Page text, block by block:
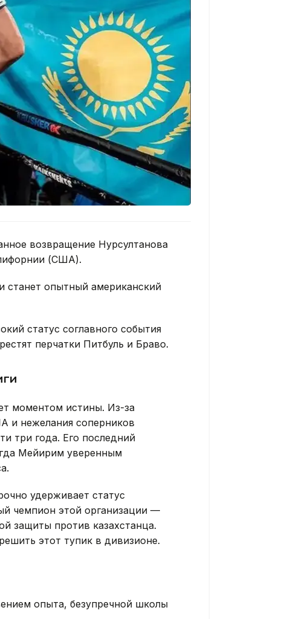
возвращение Нурсултанова
(США).
станет опытный американский
статус соглавного события
перчатки Питбуль и Браво.
моментом истины. Из-за
и нежелания соперников
три года. Его последний
Мейирим уверенным
удерживает статус
чемпион этой организации —
защиты против казахстанца.
этот тупик в дивизионе.
опыта, безупречной школы